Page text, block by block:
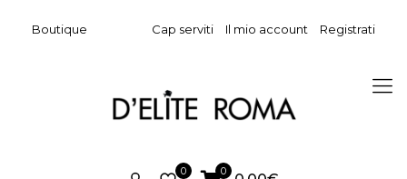
Boutique Cap serviti Il mio account Registrati
0 0